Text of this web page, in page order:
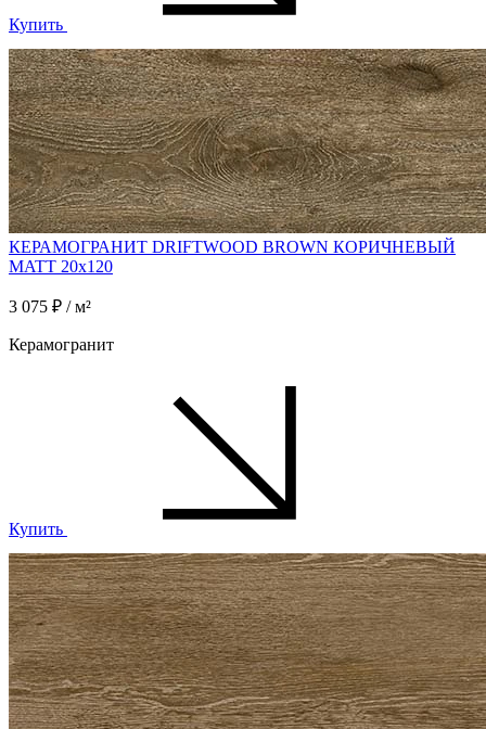
Купить
КЕРАМОГРАНИТ DRIFTWOOD BROWN КОРИЧНЕВЫЙ
MATT 20x120
3 075 ₽ / м²
Керамогранит
Купить